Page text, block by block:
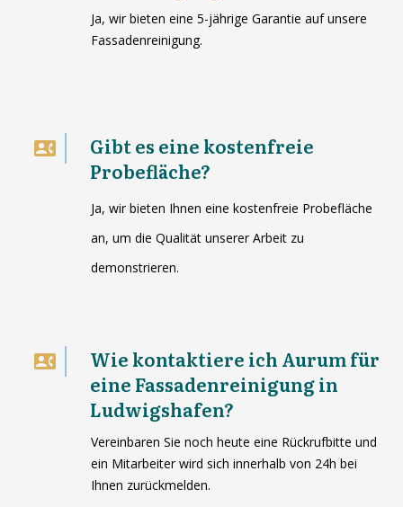
Ja, wir bieten eine 5-jährige Garantie auf unsere
Fassadenreinigung.
Gibt es eine kostenfreie
Probefläche?
Ja, wir bieten Ihnen eine kostenfreie Probefläche
an, um die Qualität unserer Arbeit zu
demonstrieren.
Wie kontaktiere ich Aurum für
eine Fassadenreinigung in
Ludwigshafen?
Vereinbaren Sie noch heute eine Rückrufbitte und
ein Mitarbeiter wird sich innerhalb von 24h bei
Ihnen zurückmelden.